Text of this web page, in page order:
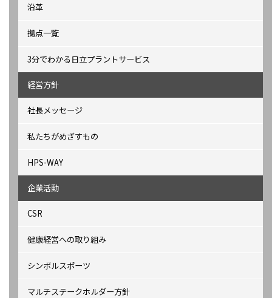
沿革
拠点一覧
3分でわかる日立プラントサービス
経営方針
社長メッセージ
私たちがめざすもの
HPS-WAY
企業活動
CSR
健康経営への取り組み
シンボルスポーツ
マルチステークホルダー方針